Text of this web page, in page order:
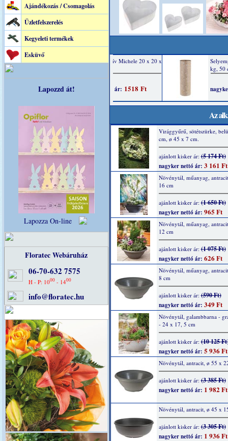
Ajándékozás / Csomagolás
Üzletfelszerelés
Kegyeleti termékek
Esküvő
Lapozzd át!
Lapozza On-line
Floratec Webáruház
06-70-632 7575
H - P: 1000 - 1400
info@floratec.hu
Az
Virággyűrű, sötétszürke,
cm, ø 45 x 7 cm.
ajánlott kisker ár:(5 174 Ft)
nagyker nettó ár: 3 161 Ft
Növénytál, műanyag,
16 cm
ajánlott kisker ár:(1 650 Ft)
nagyker nettó ár: 965 Ft
Növénytál, műanyag,
12 cm
ajánlott kisker ár:(1 075 Ft)
nagyker nettó ár: 626 Ft
Növénytál, műanyag,
8 cm
ajánlott kisker ár:(590 Ft)
nagyker nettó ár: 349 Ft
Növénytál, galambbarna -
- 24 x 17, 5 cm
ajánlott kisker ár:(10 125
nagyker nettó ár: 5 936 Ft
Növénytál, antracit, ø 55 x
ajánlott kisker ár:(3 385 Ft)
nagyker nettó ár: 1 982 Ft
Növénytál, antracit, ø 45 x
ajánlott kisker ár:(3 305 Ft)
nagyker nettó ár: 1 936 Ft